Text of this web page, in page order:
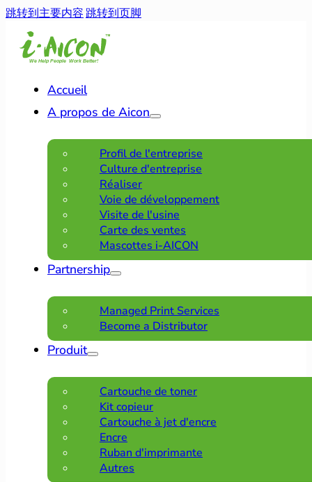
跳转到主要内容跳转到页脚
Accueil
A propos de Aicon
Profil de l'entreprise
Culture d'entreprise
Réaliser
Voie de développement
Visite de l'usine
Carte des ventes
Mascottes i-AICON
Partnership
Managed Print Services
Become a Distributor
Produit
Cartouche de toner
Kit copieur
Cartouche à jet d'encre
Encre
Ruban d'imprimante
Autres